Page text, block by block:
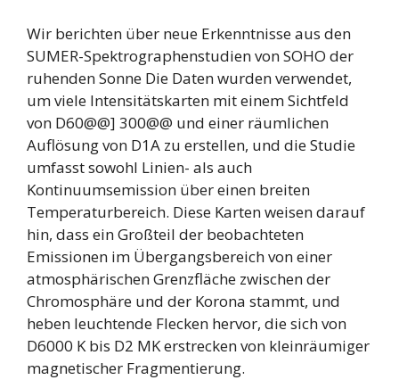
Wir berichten über neue Erkenntnisse aus den
SUMER-Spektrographenstudien von SOHO der
ruhenden Sonne Die Daten wurden verwendet,
um viele Intensitätskarten mit einem Sichtfeld
von D60@@] 300@@ und einer räumlichen
Auflösung von D1A zu erstellen, und die Studie
umfasst sowohl Linien- als auch
Kontinuumsemission über einen breiten
Temperaturbereich. Diese Karten weisen darauf
hin, dass ein Großteil der beobachteten
Emissionen im Übergangsbereich von einer
atmosphärischen Grenzfläche zwischen der
Chromosphäre und der Korona stammt, und
heben leuchtende Flecken hervor, die sich von
D6000 K bis D2 MK erstrecken von kleinräumiger
magnetischer Fragmentierung.